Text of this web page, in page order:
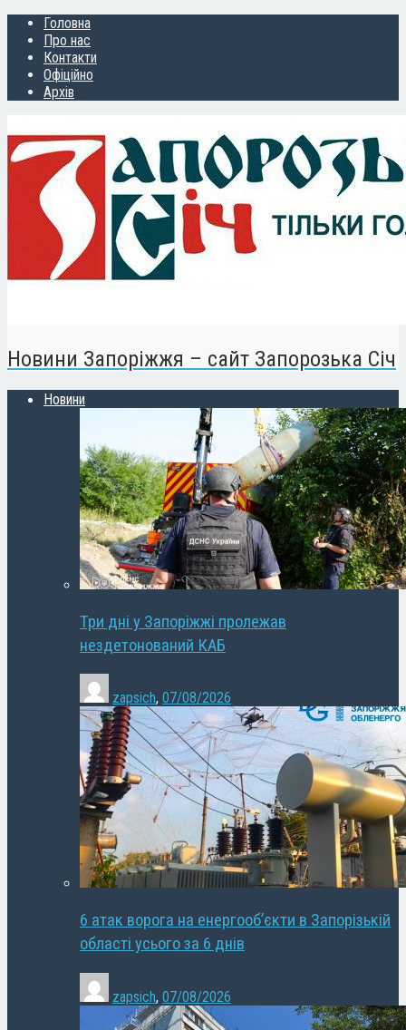
Головна
Про нас
Контакти
Офіційно
Архів
Новини Запоріжжя – сайт Запорозька Січ
Новини
Три дні у Запоріжжі пролежав
нездетонований КАБ
zapsich, 07/08/2026
6 атак ворога на енергооб’єкти в Запорізькій
області усього за 6 днів
zapsich, 07/08/2026